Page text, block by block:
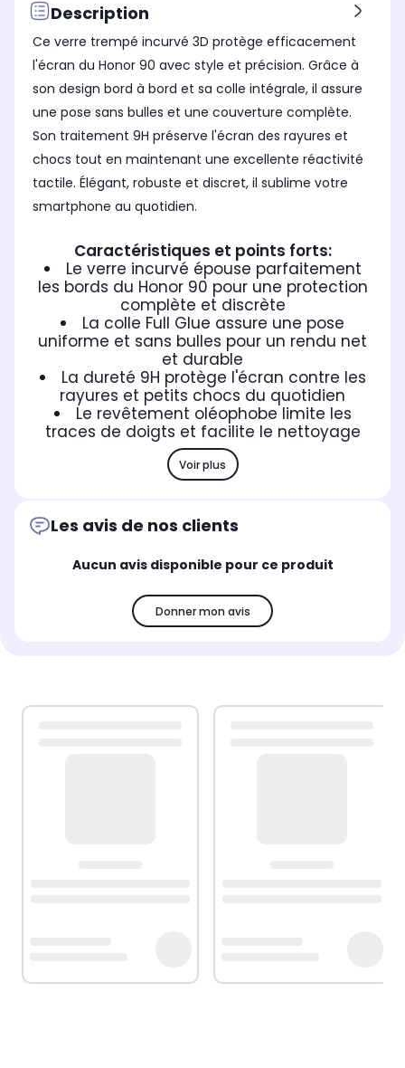
Description
Ce verre trempé incurvé 3D protège efficacement
l'écran du Honor 90 avec style et précision. Grâce à
son design bord à bord et sa colle intégrale, il assure
une pose sans bulles et une couverture complète.
Son traitement 9H préserve l'écran des rayures et
chocs tout en maintenant une excellente réactivité
tactile. Élégant, robuste et discret, il sublime votre
smartphone au quotidien.
Caractéristiques et points forts:
Le verre incurvé épouse parfaitement
les bords du Honor 90 pour une protection
complète et discrète
La colle Full Glue assure une pose
uniforme et sans bulles pour un rendu net
et durable
La dureté 9H protège l'écran contre les
rayures et petits chocs du quotidien
Le revêtement oléophobe limite les
traces de doigts et facilite le nettoyage
Voir plus
Les avis de nos clients
Aucun avis disponible pour ce produit
Donner mon avis